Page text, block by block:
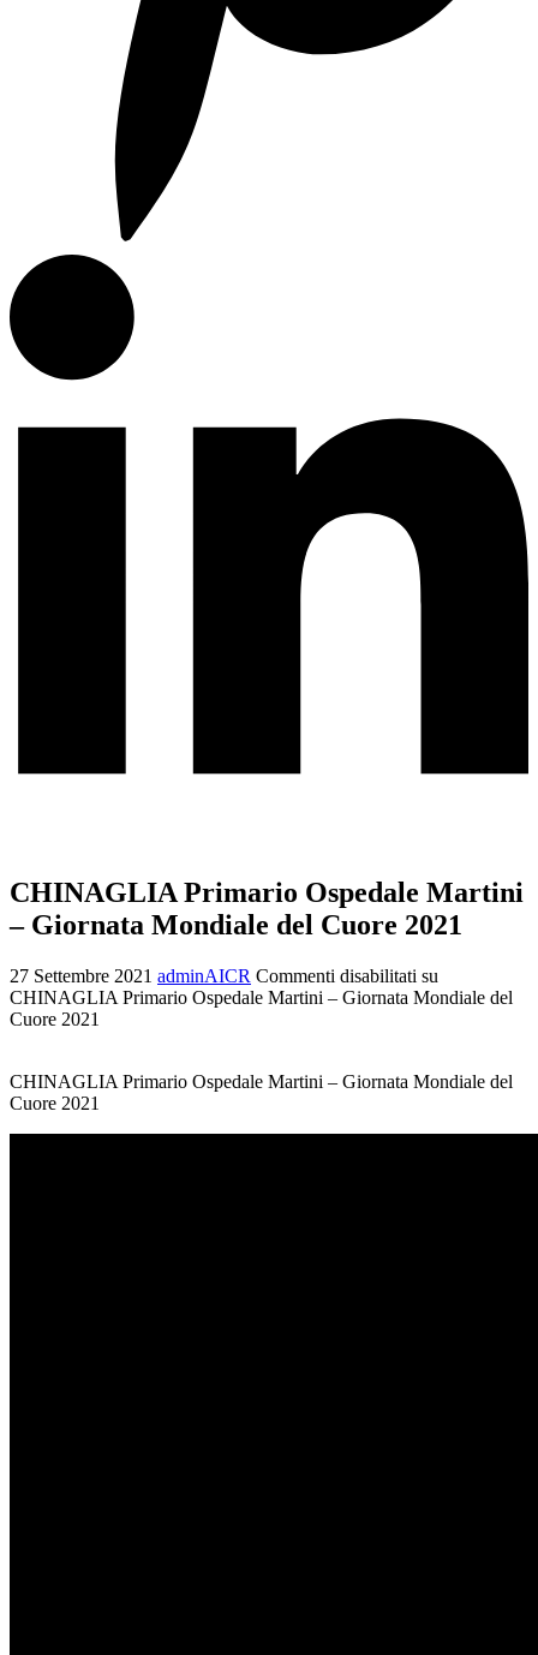
CHINAGLIA Primario Ospedale Martini
– Giornata Mondiale del Cuore 2021
27 Settembre 2021 adminAICR Commenti disabilitati su
CHINAGLIA Primario Ospedale Martini – Giornata Mondiale del
Cuore 2021
CHINAGLIA Primario Ospedale Martini – Giornata Mondiale del
Cuore 2021